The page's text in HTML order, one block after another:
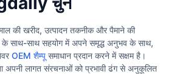
की खरीद, उत्पादन तकनीक और पैमाने की
साथ-साथ सहयोग में अपने समृद्ध अनुभव के साथ,
OEM शैम्पू समाधान प्रदान करने में सक्षम है।
अपनी लागत संरचनाओं को प्रभावी ढंग से अनुकूलित